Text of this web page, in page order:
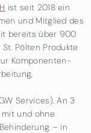
ist seit 2018 ein
und Mitglied des
bereits über 900
Pölten Produkte
Komponenten-
Services). An 3
und ohne
– in